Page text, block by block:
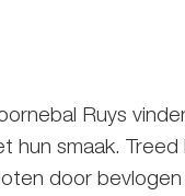
Ruys
hun smaak.
door